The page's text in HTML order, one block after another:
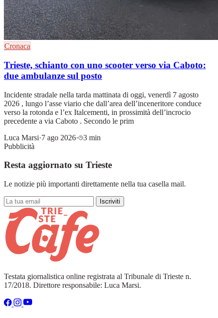
Cronaca
Trieste, schianto con uno scooter verso via Caboto:
due ambulanze sul posto
Incidente stradale nella tarda mattinata di oggi, venerdì 7 agosto
2026 , lungo l’asse viario che dall’area dell’inceneritore conduce
verso la rotonda e l’ex Italcementi, in prossimità dell’incrocio
precedente a via Caboto . Secondo le prim
Luca Marsi·7 ago 2026·
3 min
Pubblicità
Resta aggiornato su Trieste
Le notizie più importanti direttamente nella tua casella mail.
Iscriviti
Testata giornalistica online registrata al Tribunale di Trieste n.
17/2018. Direttore responsabile: Luca Marsi.